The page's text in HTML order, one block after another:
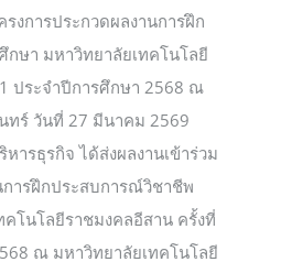
รงการประกวดผลงานการฝึก
ษา มหาวิทยาลัยเทคโนโลยี
ประจำปีการศึกษา 2568 ณ
ทร์ วันที่ 27 มีนาคม 2569
ารธุรกิจ ได้ส่งผลงานเข้าร่วม
การฝึกประสบการณ์วิชาชีพ
โนโลยีราชมงคลอีสาน ครั้งที่
ณ มหาวิทยาลัยเทคโนโลยี